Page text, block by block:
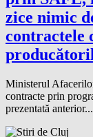
zice nimic
contractele
Ministerul
contracte prin
prezentată anterior...